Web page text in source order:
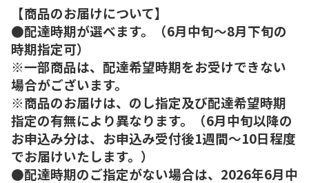
【商品のお届けについて】
●配達時期が選べます。（6月中旬～8月下旬の
時期指定可）
※一部商品は、配達希望時期をお受けできない
場合がございます。
※商品のお届けは、のし指定及び配達希望時期
指定の有無により異なります。（6月中旬以降の
お申込み分は、お申込み受付後1週間～10日程度
でお届けいたします。）
●配達時期のご指定がない場合は、2026年6月中